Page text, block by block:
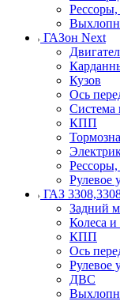
ГАЗон Next
Кузов
Ось
Система
КПП
Рулевое
ГАЗ
Задний
Колеса
КПП
Ось
Рулевое
ДВС